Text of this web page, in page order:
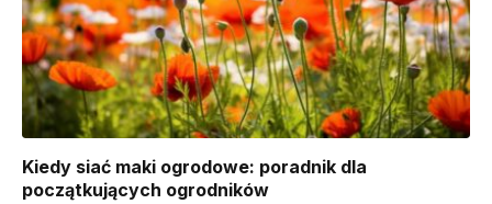
Kiedy siać maki ogrodowe: poradnik dla
początkujących ogrodników